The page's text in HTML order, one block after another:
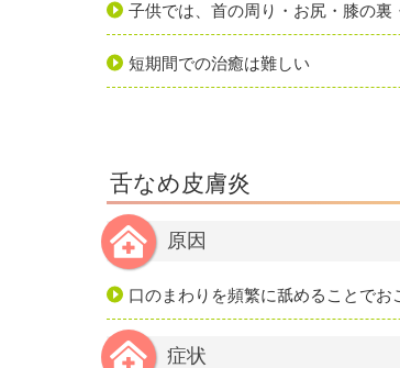
子供では、首の周り・お尻・膝の
短期間での治癒は難しい
舌なめ皮膚炎
原因
口のまわりを頻繁に舐めることでお
症状